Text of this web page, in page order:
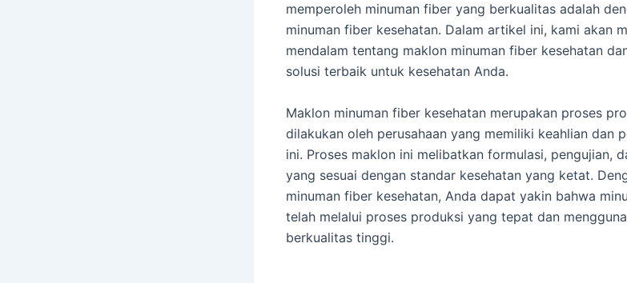
memperoleh minuman fiber yang berkualitas adalah
minuman fiber kesehatan. Dalam artikel ini, kami akan
mendalam tentang maklon minuman fiber kesehatan
solusi terbaik untuk kesehatan Anda.
Maklon minuman fiber kesehatan merupakan proses
dilakukan oleh perusahaan yang memiliki keahlian dan
ini. Proses maklon ini melibatkan formulasi, pengujian,
yang sesuai dengan standar kesehatan yang ketat.
minuman fiber kesehatan, Anda dapat yakin bahwa
telah melalui proses produksi yang tepat dan
berkualitas tinggi.